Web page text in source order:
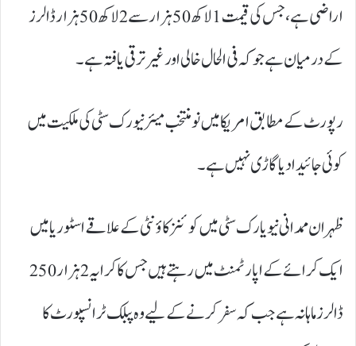
اراضی ہے، جس کی قیمت 1 لاکھ 50 ہزار سے 2 لاکھ 50 ہزار ڈالرز
کے درمیان ہے جو کہ فی الحال خالی اور غیر ترقی یافتہ ہے۔
رپورٹ کے مطابق امریکا میں نو منتخب میئر نیورک سٹی کی ملکیت میں
کوئی جائیداد یا گاڑی نہیں ہے۔
ظہران ممدانی نیویارک سٹی میں کوئنز کاؤنٹی کے علاقے اسٹوریا میں
ایک کرائے کے اپارٹمنٹ میں رہتے ہیں جس کا کرایہ 2 ہزار 250
ڈالرز ماہانہ ہے جب کہ سفر کرنے کے لیے وہ پبلک ٹرانسپورٹ کا